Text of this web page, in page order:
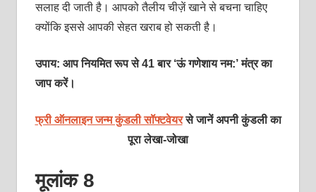
सलाह दी जाती है। आपको तैलीय चीज़ें खाने से बचना चाहिए
क्‍योंकि इससे आपकी सेहत खराब हो सकती है।
उपाय: आप नियमित रूप से 41 बार ‘ऊं गणेशाय नम:’ मंत्र का
जाप करें।
फ्री ऑनलाइन जन्म कुंडली सॉफ्टवेयरसे जानें अपनी कुंडली का
पूरा लेखा-जोखा
मूलांक 8